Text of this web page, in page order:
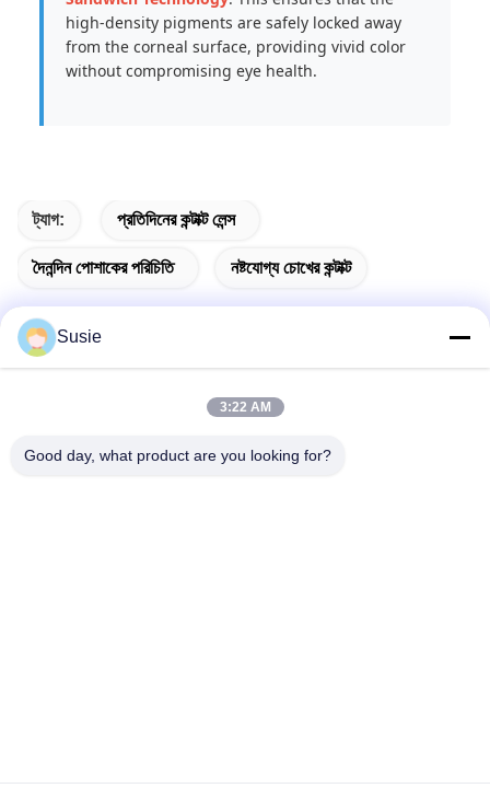
high-density pigments are safely locked away
from the corneal surface, providing vivid color
without compromising eye health.
ট্যাগ: প্রতিদিনের কন্টাক্ট লেন্স
দৈনন্দিন পোশাকের পরিচিতি নষ্টযোগ্য চোখের কন্টাক্ট
ঠিকানা
Susie
3:22 AM
Good day, what product are you looking for?